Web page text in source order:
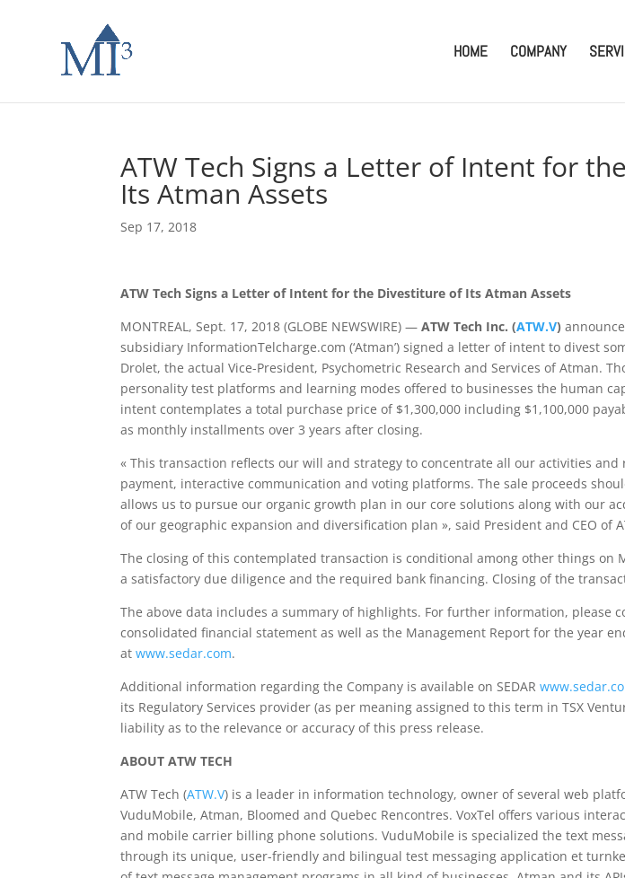
HOME COMPANY
ATW Tech Signs a Letter of Intent for
Its Atman Assets
Sep 17, 2018
ATW Tech Signs a Letter of Intent for the Divestiture of Its Atman Assets
MONTREAL, Sept. 17, 2018 (GLOBE NEWSWIRE) —ATW Tech Inc. (ATW.V)
subsidiary InformationTelcharge.com (‘Atman’) signed a letter of intent to divest
Drolet, the actual Vice-President, Psychometric Research and Services of Atman.
personality test platforms and learning modes offered to businesses the human
intent contemplates a total purchase price of $1,300,000 including $1,100,000
as monthly installments over 3 years after closing.
« This transaction reflects our will and strategy to concentrate all our activities
payment, interactive communication and voting platforms. The sale proceeds
allows us to pursue our organic growth plan in our core solutions along with our
of our geographic expansion and diversification plan », said President and CEO of
The closing of this contemplated transaction is conditional among other things on
a satisfactory due diligence and the required bank financing. Closing of the
The above data includes a summary of highlights. For further information, please
consolidated financial statement as well as the Management Report for the year
atwww.sedar.com.
Additional information regarding the Company is available on SEDAR
its Regulatory Services provider (as per meaning assigned to this term in TSX
liability as to the relevance or accuracy of this press release.
ABOUT ATW TECH
ATW Tech (ATW.V) is a leader in information technology, owner of several web
VuduMobile, Atman, Bloomed and Quebec Rencontres. VoxTel offers various
and mobile carrier billing phone solutions. VuduMobile is specialized the text
through its unique, user-friendly and bilingual test messaging application et